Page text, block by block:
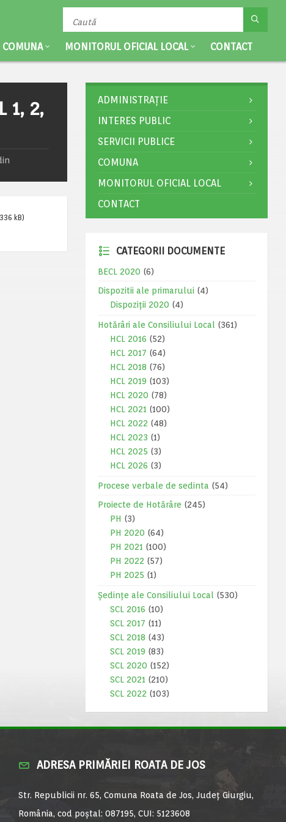
COMUNA MONITORUL OFICIAL LOCAL CONTACT
1, 2,
kB)
ADMINISTRAȚIE
INTERES PUBLIC
SERVICII PUBLICE
COMUNA
MONITORUL OFICIAL LOCAL
CONTACT
CATEGORII DOCUMENTE
BECL 2020 (6)
Dispozitii ale primarului (4)
Dispoziții 2020 (4)
Hotărâri ale Consiliului Local
(361)
HCL 2016 (52)
HCL 2017 (64)
HCL 2018 (76)
HCL 2019 (103)
HCL 2020 (78)
HCL 2021 (100)
HCL 2022 (48)
HCL 2023 (1)
HCL 2025 (3)
HCL 2026 (3)
Procese verbale de sedinta (54)
Proiecte de Hotărâre (245)
PH (3)
PH 2020 (64)
PH 2021 (100)
PH 2022 (57)
PH 2025 (1)
Ședințe ale Consiliului Local
(530)
SCL 2016 (10)
SCL 2017 (11)
SCL 2018 (43)
SCL 2019 (83)
SCL 2020 (152)
SCL 2021 (210)
SCL 2022 (103)
ADRESA PRIMĂRIEI ROATA DE JOS
Str. Republicii nr. 65, Comuna Roata de Jos, Județ Giurgiu,
România, cod poștal: 087195, CUI: 5123608